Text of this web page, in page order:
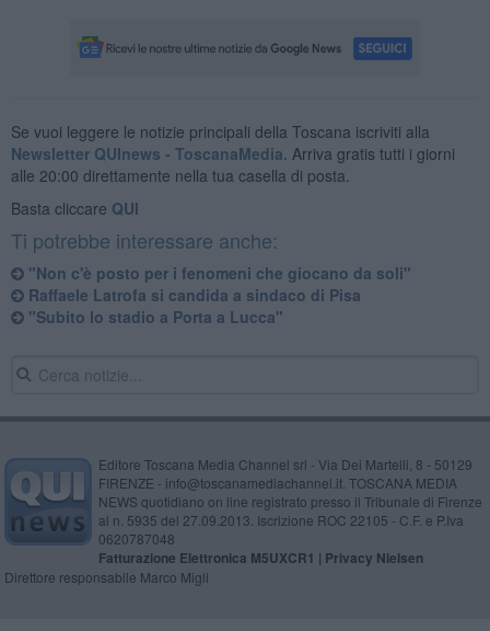
Se vuoi leggere le notizie principali della Toscana iscriviti alla
Newsletter QUInews - ToscanaMedia. Arriva gratis tutti i giorni
alle 20:00 direttamente nella tua casella di posta.
Basta cliccare QUI
Ti potrebbe interessare anche:
"Non c'è posto per i fenomeni che giocano da soli"
Raffaele Latrofa si candida a sindaco di Pisa
"Subito lo stadio a Porta a Lucca"
Editore Toscana Media Channel srl - Via Dei Martelli, 8 - 50129
FIRENZE - info@toscanamediachannel.it. TOSCANA MEDIA
NEWS quotidiano on line registrato presso il Tribunale di Firenze
al n. 5935 del 27.09.2013. Iscrizione ROC 22105 - C.F. e P.Iva
0620787048
Fatturazione Elettronica M5UXCR1 | Privacy Nielsen
Direttore responsabile Marco Migli